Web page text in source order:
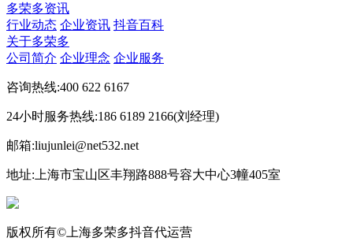
多荣多资讯
行业动态 企业资讯 抖音百科
关于多荣多
公司简介 企业理念 企业服务
咨询热线:400 622 6167
24小时服务热线:186 6189 2166(刘经理)
邮箱:liujunlei@net532.net
地址:上海市宝山区丰翔路888号容大中心3幢405室
版权所有©上海多荣多抖音代运营